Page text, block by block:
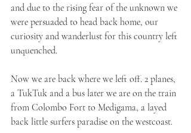
and due to the rising fear of the unknown we
were persuaded to head back home, our
curiosity and wanderlust for this country left
unquenched.
Now we are back where we left off. 2 planes,
a TukTuk and a bus later we are on the train
from Colombo Fort to Medigama, a layed
back little surfers paradise on the westcoast.